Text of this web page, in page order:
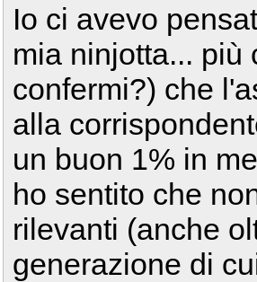
Io ci avevo
mia ninjotta... più
confermi?) che
alla
un buon 1% in
ho sentito che
rilevanti (anche
generazione di